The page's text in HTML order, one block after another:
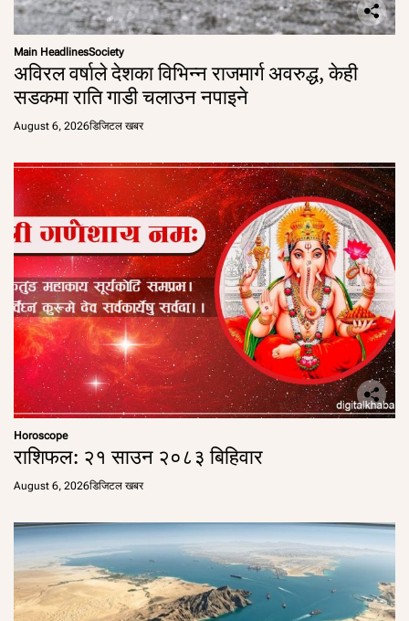
Main HeadlinesSociety
अविरल वर्षाले देशका विभिन्न राजमार्ग अवरुद्ध, केही
सडकमा राति गाडी चलाउन नपाइने
August 6, 2026डिजिटल खबर
Horoscope
राशिफल: २१ साउन २०८३ बिहिवार
August 6, 2026डिजिटल खबर